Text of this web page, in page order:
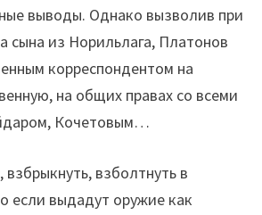
выводы. Однако вызволив при
из Норильлага, Платонов
корреспондентом на
на общих правах со всеми
Кочетовым…
взболтнуть в
если выдадут оружие как